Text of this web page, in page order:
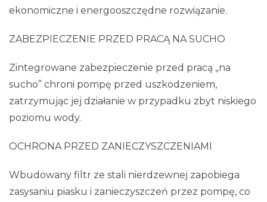
ekonomiczne i energooszczędne rozwiązanie.
ZABEZPIECZENIE PRZED PRACĄ NA SUCHO
Zintegrowane zabezpieczenie przed pracą „na
sucho” chroni pompę przed uszkodzeniem,
zatrzymując jej działanie w przypadku zbyt niskiego
poziomu wody.
OCHRONA PRZED ZANIECZYSZCZENIAMI
Wbudowany filtr ze stali nierdzewnej zapobiega
zasysaniu piasku i zanieczyszczeń przez pompę, co